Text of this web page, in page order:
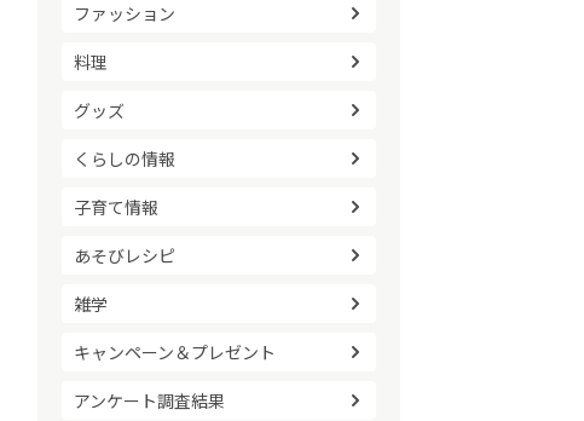
ファッション
料理
グッズ
くらしの情報
子育て情報
あそびレシピ
雑学
キャンペーン＆プレゼント
アンケート調査結果